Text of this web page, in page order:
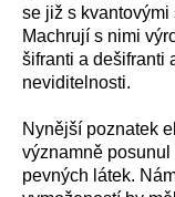
se již s
Machrují s nimi
šifranti a dešifranti
neviditelnosti.
Nynější poznatek
významně
pevných látek.